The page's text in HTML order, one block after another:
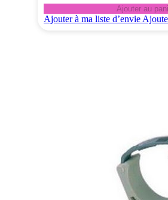
Ajouter au
Ajouter à ma liste d’envie